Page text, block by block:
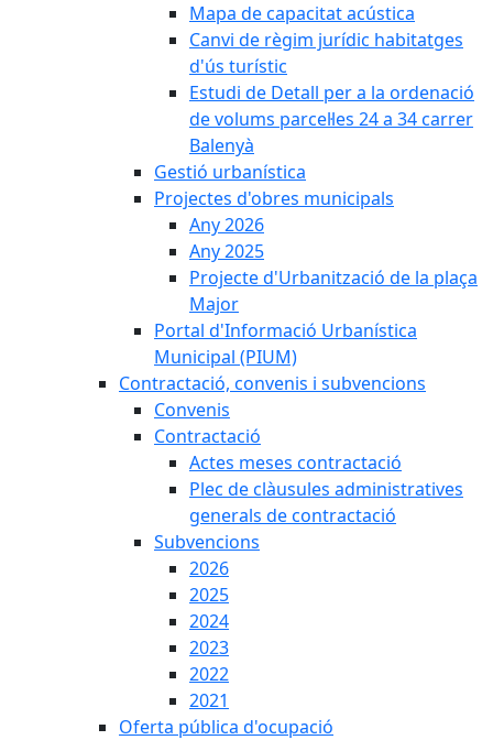
Mapa de capacitat acústica
Canvi de règim jurídic habitatges
d'ús turístic
Estudi de Detall per a la ordenació
de volums parcel·les 24 a 34 carrer
Balenyà
Gestió urbanística
Projectes d'obres municipals
Any 2026
Any 2025
Projecte d'Urbanització de la plaça
Major
Portal d'Informació Urbanística
Municipal (PIUM)
Contractació, convenis i subvencions
Convenis
Contractació
Actes meses contractació
Plec de clàusules administratives
generals de contractació
Subvencions
2026
2025
2024
2023
2022
2021
Oferta pública d'ocupació